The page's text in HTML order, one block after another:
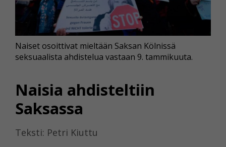
Naisia ahdisteltiin
Saksassa
Teksti: Petri Kiuttu
Naiset osoittivat mieltään Saksan Kölnissä
seksuaalista ahdistelua vastaan 9. tammikuuta.